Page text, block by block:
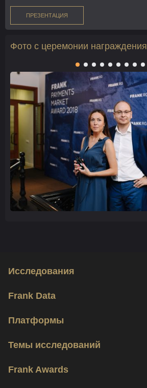
ПРЕЗЕНТАЦИЯ
Фото с церемонии награждения
Исследования
Frank Data
Платформы
Темы исследований
Frank Awards